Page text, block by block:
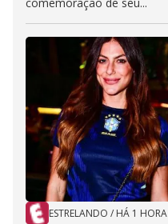
ESTRELANDO / HÁ 1 HORA